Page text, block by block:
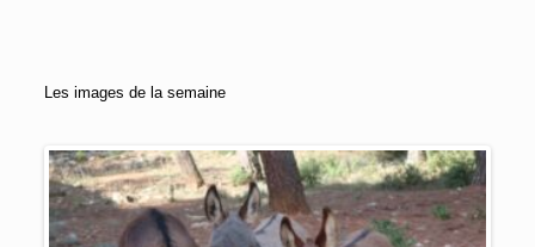
Les images de la semaine